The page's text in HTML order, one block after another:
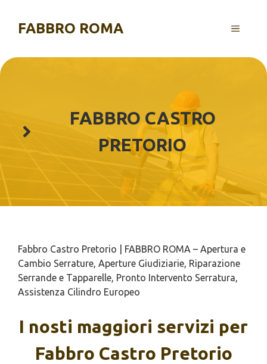
contenuto
FABBRO ROMA MENU
FABBRO CASTRO
PRETORIO
Fabbro Castro Pretorio | FABBRO ROMA – Apertura e
Cambio Serrature, Aperture Giudiziarie, Riparazione
Serrande e Tapparelle, Pronto Intervento Serratura,
Assistenza Cilindro Europeo
I nosti maggiori servizi per
Fabbro Castro Pretorio